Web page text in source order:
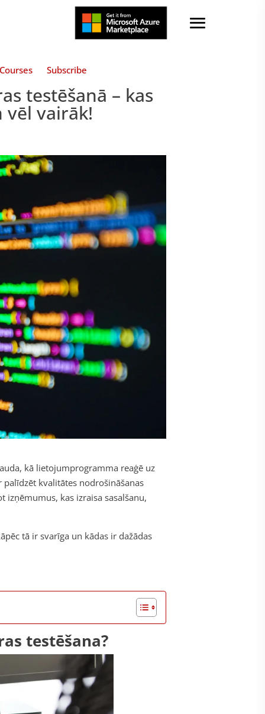
Courses Subscribe
testēšanā – kas
vēl vairāk!
kā lietojumprogramma reaģē uz
kvalitātes nodrošināšanas
kas izraisa sasalšanu,
tā ir svarīga un kādas ir dažādas
testēšana?